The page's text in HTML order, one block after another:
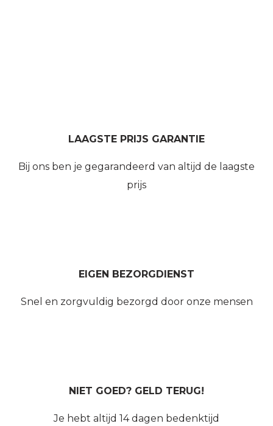
LAAGSTE PRIJS GARANTIE
Bij ons ben je gegarandeerd van altijd de laagste
prijs
EIGEN BEZORGDIENST
Snel en zorgvuldig bezorgd door onze mensen
NIET GOED? GELD TERUG!
Je hebt altijd 14 dagen bedenktijd